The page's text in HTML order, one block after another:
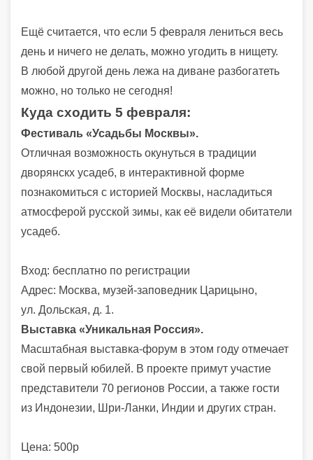
Ещё считается, что если 5 февраля лениться весь
день и ничего не делать, можно угодить в нищету.
В любой другой день лежа на диване разбогатеть
можно, но только не сегодня!
Куда сходить 5 февраля:
Фестиваль «Усадьбы Москвы».
Отличная возможность окунуться в традиции
дворянскх усадеб, в интерактивной форме
познакомиться с историей Москвы, насладиться
атмосферой русской зимы, как её видели обитатели
усадеб.
Вход: бесплатно по регистрации
Адрес: Москва, музей-заповедник Царицыно,
ул. Дольская, д. 1.
Выставка «Уникальная Россия».
Масштабная выставка-форум в этом году отмечает
свой первый юбилей. В проекте примут участие
представители 70 регионов России, а также гости
из Индонезии, Шри-Ланки, Индии и других стран.
Цена: 500р